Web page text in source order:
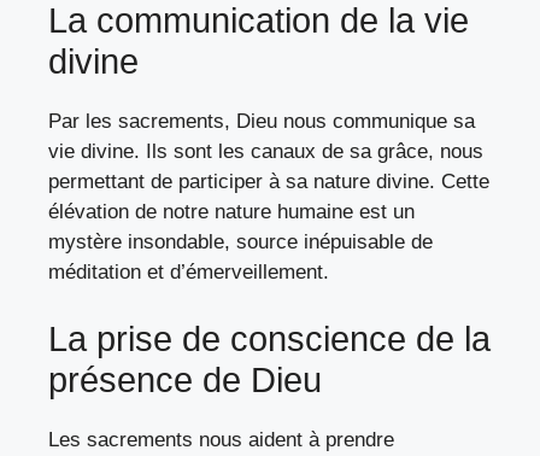
La communication de la vie
divine
Par les sacrements, Dieu nous communique sa
vie divine. Ils sont les canaux de sa grâce, nous
permettant de participer à sa nature divine. Cette
élévation de notre nature humaine est un
mystère insondable, source inépuisable de
méditation et d’émerveillement.
La prise de conscience de la
présence de Dieu
Les sacrements nous aident à prendre